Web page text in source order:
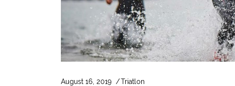
August 16, 2019 Triatlon